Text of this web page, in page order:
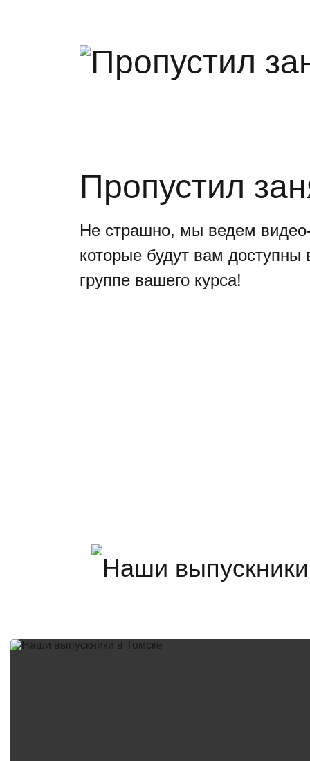
Пропустил
Не страшно, мы ведем видео-
которые будут вам доступны
группе вашего курса!